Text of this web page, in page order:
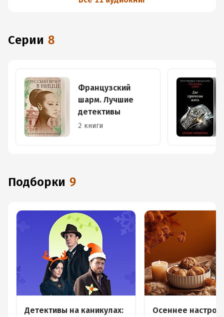
Серии 8
Французский
шарм. Лучшие
детективы
2 книги
Подборки 9
Детективы на каникулах:
Осеннее